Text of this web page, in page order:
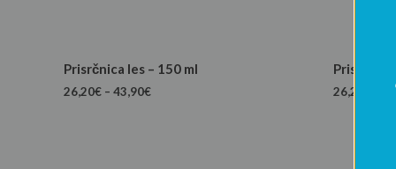
Prisrčnica les – 150 ml
26,20€ – 43,90€
Prisrčnica
26,20